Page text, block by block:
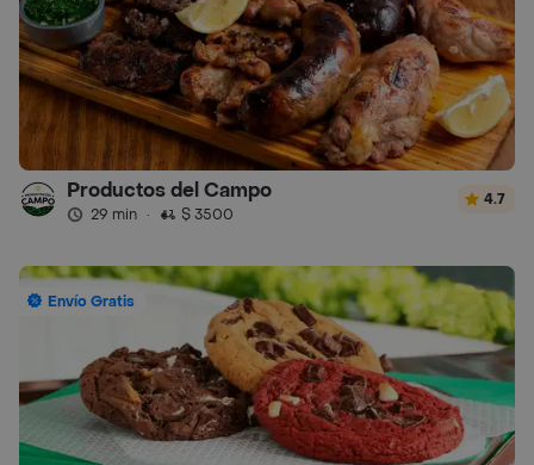
Productos del Campo
29 min · $ 3500
4.7
Envío Gratis